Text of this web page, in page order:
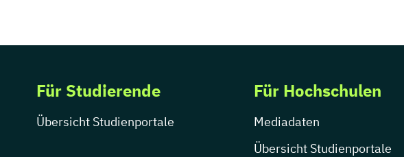
Für Studierende
Übersicht Studienportale
Für Hochschulen
Mediadaten
Übersicht Studienportale